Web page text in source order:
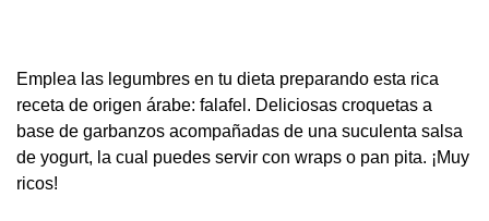
Emplea las legumbres en tu dieta preparando esta rica
receta de origen árabe: falafel. Deliciosas croquetas a
base de garbanzos acompañadas de una suculenta salsa
de yogurt, la cual puedes servir con wraps o pan pita. ¡Muy
ricos!